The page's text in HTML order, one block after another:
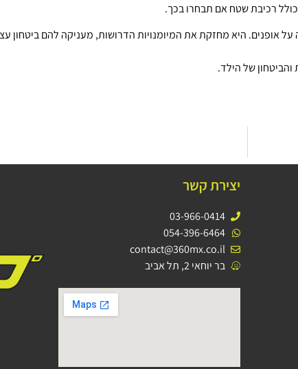
רכיבת שטח אם תבחרו בכך.
אופנים. היא מחזקת את המיומנויות הדרושות, מעניקה להם ביטחון
של הילד.
יצירת קשר
03-966-0414
054-396-6464
contact@360mx.co.il
בר יוחאי 2, תל אביב